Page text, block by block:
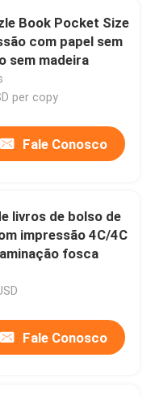
Book Pocket Size
com papel sem
sem madeira
per copy
Fale Conosco
livros de bolso de
impressão 4C/4C
fosca
Fale Conosco